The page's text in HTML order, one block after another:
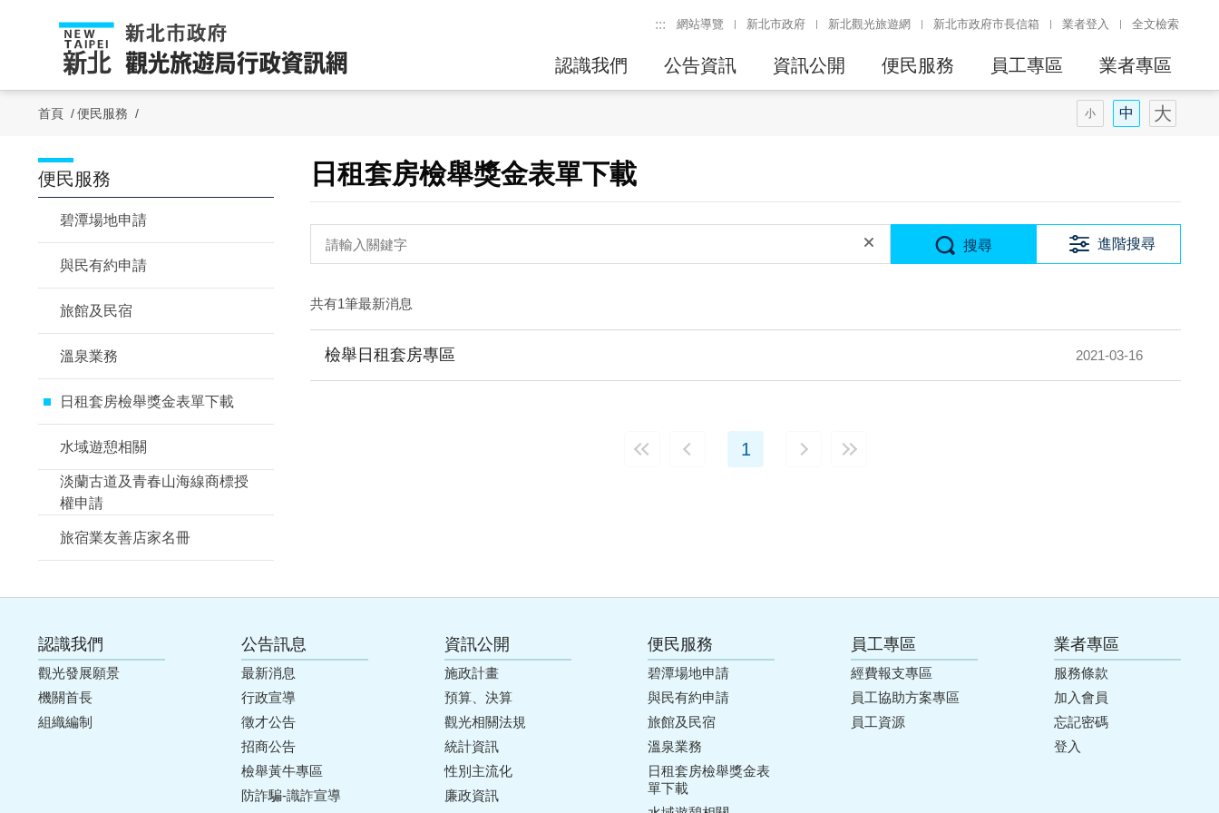
::: 網站導覽 新北市政府 新北觀光旅遊網 新北市政府市長信箱 業者登入 全文檢索
認識我們 公告資訊 資訊公開 便民服務 員工專區 業者專區
首頁 便民服務
便民服務
碧潭場地申請
與民有約申請
旅館及民宿
溫泉業務
日租套房檢舉獎金表單下載
水域遊憩相關
淡蘭古道及青春山海線商標授
權申請
旅宿業友善店家名冊
日租套房檢舉獎金表單下載
搜尋 進階搜尋
共有1筆最新消息
檢舉日租套房專區 2021-03-16
1
認識我們
觀光發展願景
機關首長
組織編制
公告訊息
最新消息
行政宣導
徵才公告
招商公告
檢舉黃牛專區
防詐騙-識詐宣導
資訊公開
施政計畫
預算、決算
觀光相關法規
統計資訊
性別主流化
廉政資訊
便民服務
碧潭場地申請
與民有約申請
旅館及民宿
溫泉業務
日租套房檢舉獎金表
單下載
員工專區
經費報支專區
員工協助方案專區
員工資源
業者專區
服務條款
加入會員
忘記密碼
登入